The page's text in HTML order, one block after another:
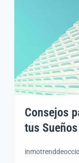
Consejos
tus Sueños